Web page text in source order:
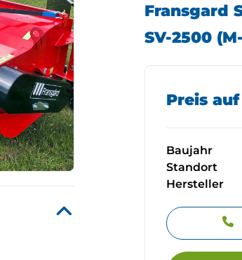
Fransgard
SV-2500
Preis
Baujahr
Standort
Hersteller